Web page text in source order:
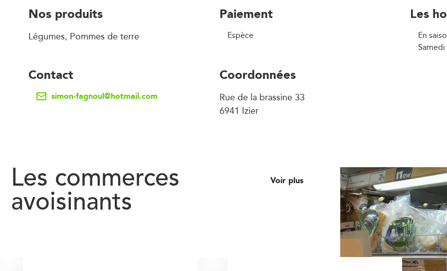
Nos produits
Légumes, Pommes de terre
Paiement
Espèce
Les
En
Contact
simon-fagnoul@hotmail.com
Coordonnées
Rue de la brassine 33
6941 Izier
Les commerces
avoisinants
Voir plus